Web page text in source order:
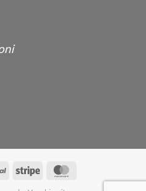
PayPal Stripe